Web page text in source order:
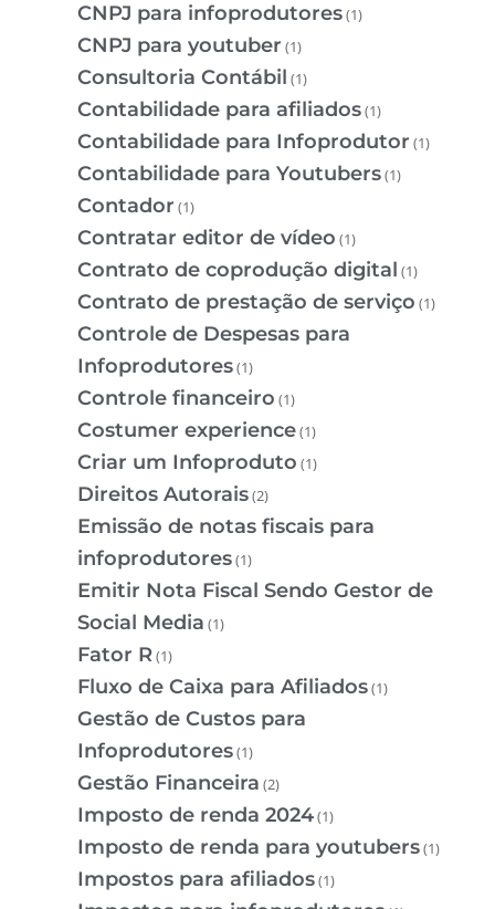
CNPJ para infoprodutores(1)
CNPJ para youtuber (1)
Consultoria Contábil (1)
Contabilidade para afiliados(1)
Contabilidade para Infoprodutor (1)
Contabilidade para Youtubers(1)
Contador (1)
Contratar editor de vídeo (1)
Contrato de coprodução digital (1)
Contrato de prestação de serviço (1)
Controle de Despesas para
Infoprodutores(1)
Controle financeiro (1)
Costumer experience(1)
Criar um Infoproduto (1)
Direitos Autorais(2)
Emissão de notas fiscais para
infoprodutores(1)
Emitir Nota Fiscal Sendo Gestor de
Social Media (1)
Fator R(1)
Fluxo de Caixa para Afiliados(1)
Gestão de Custos para
Infoprodutores(1)
Gestão Financeira (2)
Imposto de renda 2024(1)
Imposto de renda para youtubers(1)
Impostos para afiliados(1)